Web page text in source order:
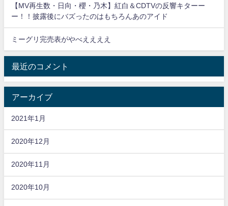
【MV再生数・日向・櫻・乃木】紅白＆CDTVの反響キターー
ー！！披露後にバズったのはもちろんあのアイド
ミーグリ完売表がやべええええ
最近のコメント
アーカイブ
2021年1月
2020年12月
2020年11月
2020年10月